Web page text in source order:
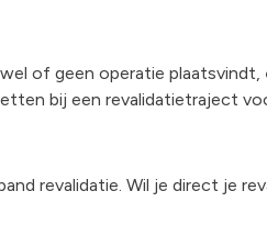
of geen operatie plaatsvindt,
bij een revalidatietraject
revalidatie. Wil je direct je